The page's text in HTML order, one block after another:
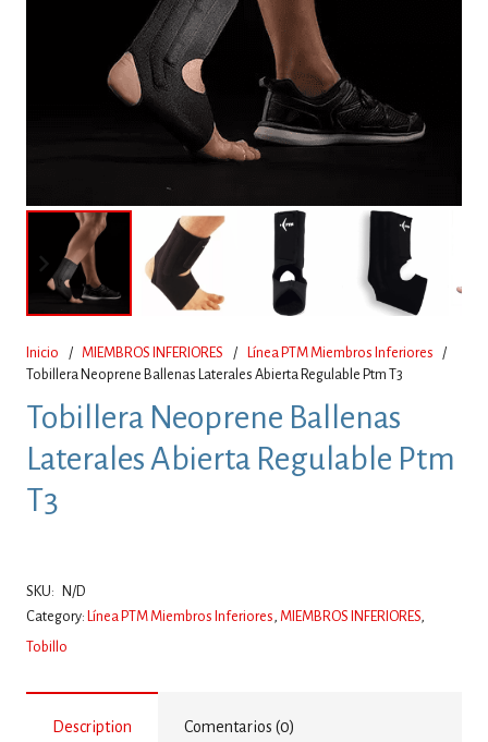
Inicio / MIEMBROS INFERIORES / Línea PTM Miembros Inferiores
/
Tobillera Neoprene Ballenas Laterales Abierta Regulable Ptm T3
Tobillera Neoprene Ballenas
Laterales Abierta Regulable Ptm
T3
SKU: N/D
Category: Línea PTM Miembros Inferiores , MIEMBROS INFERIORES,
Tobillo
Description Comentarios (0)